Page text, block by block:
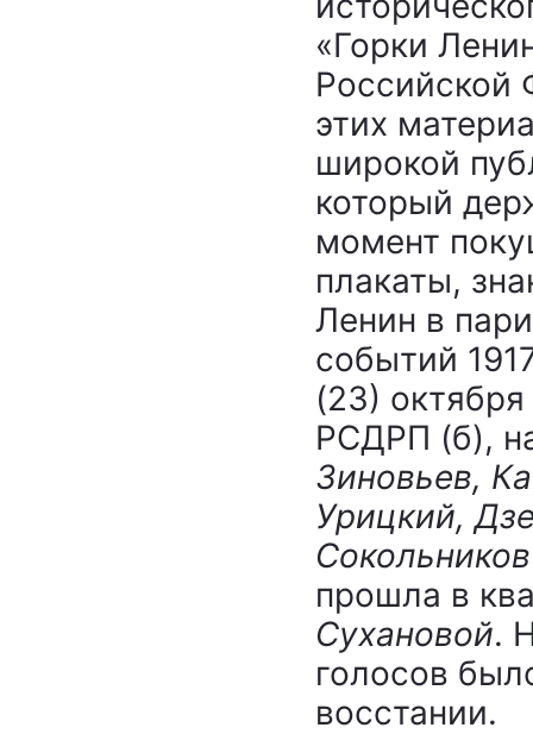
«Горки
Российской
этих
широкой
который
момент
плакаты,
Ленин в
событий
(23)
РСДРП (б),
Зиновьев,
Урицкий,
прошла в
Сухановой.
голосов
восстании.